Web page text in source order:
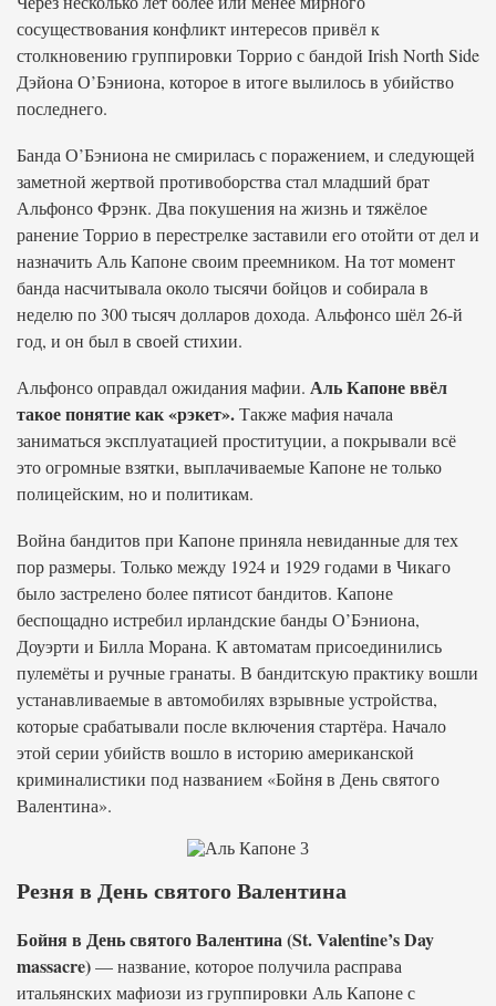
сосуществования конфликт интересов привёл к
столкновению группировки Торрио с бандой Irish North Side
Дэйона О’Бэниона, которое в итоге вылилось в убийство
последнего.
Банда О’Бэниона не смирилась с поражением, и следующей
заметной жертвой противоборства стал младший брат
Альфонсо Фрэнк. Два покушения на жизнь и тяжёлое
ранение Торрио в перестрелке заставили его отойти от дел и
назначить Аль Капоне своим преемником. На тот момент
банда насчитывала около тысячи бойцов и собирала в
неделю по 300 тысяч долларов дохода. Альфонсо шёл 26-й
год, и он был в своей стихии.
Альфонсо оправдал ожидания мафии. Аль Капоне ввёл
такое понятие как «рэкет».Также мафия начала
заниматься эксплуатацией проституции, а покрывали всё
это огромные взятки, выплачиваемые Капоне не только
полицейским, но и политикам.
Война бандитов при Капоне приняла невиданные для тех
пор размеры. Только между 1924 и 1929 годами в Чикаго
было застрелено более пятисот бандитов. Капоне
беспощадно истребил ирландские банды О’Бэниона,
Доуэрти и Билла Морана. К автоматам присоединились
пулемёты и ручные гранаты. В бандитскую практику вошли
устанавливаемые в автомобилях взрывные устройства,
которые срабатывали после включения стартёра. Начало
этой серии убийств вошло в историю американской
криминалистики под названием «Бойня в День святого
Валентина».
Резня в День святого Валентина
Бойня в День святого Валентина (St. Valentine’s Day
massacre)— название, которое получила расправа
итальянских мафиози из группировки Аль Капоне с